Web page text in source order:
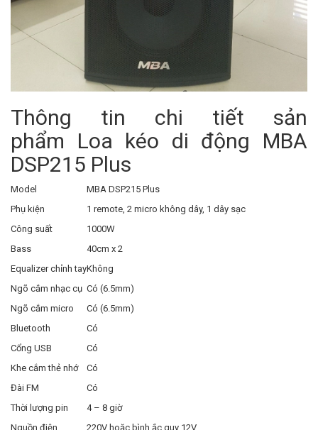
Thông tin chi tiết sản
phẩm Loa kéo di động MBA
DSP215 Plus
Model
MBA DSP215 Plus
Phụ kiện
1 remote, 2 micro không dây, 1 dây sạc
Công suất
1000W
Bass
40cm x 2
Equalizer chỉnh tayKhông
Ngõ cắm nhạc cụ Có (6.5mm)
Ngõ cắm micro
Có (6.5mm)
Bluetooth
Có
Cổng USB
Có
Khe cắm thẻ nhớ
Có
Đài FM
Có
Thời lượng pin
4 – 8 giờ
Nguồn điện
220V hoặc bình ắc quy 12V